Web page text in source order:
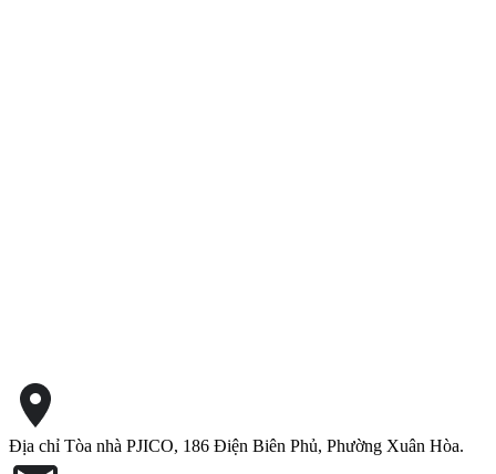
Địa chỉ Tòa nhà PJICO, 186 Điện Biên Phủ, Phường Xuân Hòa.